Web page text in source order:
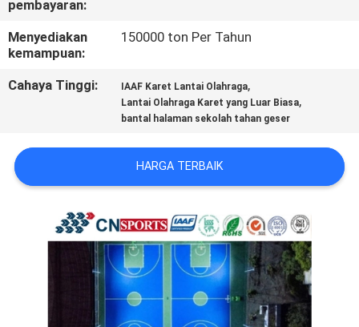
SITEMAP
PRIVACY
pembayaran:
Menyediakan
kemampuan:
150000 ton Per Tahun
Cahaya Tinggi: IAAF Karet Lantai Olahraga,
Lantai Olahraga Karet yang Luar Biasa,
bantal halaman sekolah tahan geser
HARGA TERBAIK